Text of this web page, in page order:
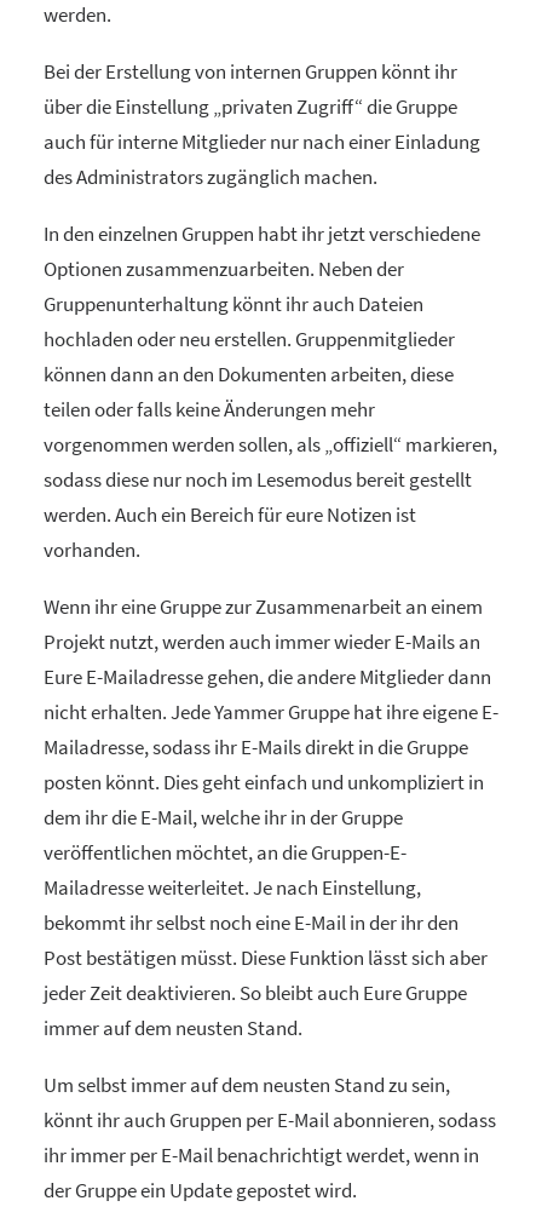
werden.
Bei der Erstellung von internen Gruppen könnt ihr
über die Einstellung „privaten Zugriff“ die Gruppe
auch für interne Mitglieder nur nach einer Einladung
des Administrators zugänglich machen.
In den einzelnen Gruppen habt ihr jetzt verschiedene
Optionen zusammenzuarbeiten. Neben der
Gruppenunterhaltung könnt ihr auch Dateien
hochladen oder neu erstellen. Gruppenmitglieder
können dann an den Dokumenten arbeiten, diese
teilen oder falls keine Änderungen mehr
vorgenommen werden sollen, als „offiziell“ markieren,
sodass diese nur noch im Lesemodus bereit gestellt
werden. Auch ein Bereich für eure Notizen ist
vorhanden.
Wenn ihr eine Gruppe zur Zusammenarbeit an einem
Projekt nutzt, werden auch immer wieder E-Mails an
Eure E-Mailadresse gehen, die andere Mitglieder dann
nicht erhalten. Jede Yammer Gruppe hat ihre eigene E-
Mailadresse, sodass ihr E-Mails direkt in die Gruppe
posten könnt. Dies geht einfach und unkompliziert in
dem ihr die E-Mail, welche ihr in der Gruppe
veröffentlichen möchtet, an die Gruppen-E-
Mailadresse weiterleitet. Je nach Einstellung,
bekommt ihr selbst noch eine E-Mail in der ihr den
Post bestätigen müsst. Diese Funktion lässt sich aber
jeder Zeit deaktivieren. So bleibt auch Eure Gruppe
immer auf dem neusten Stand.
Um selbst immer auf dem neusten Stand zu sein,
könnt ihr auch Gruppen per E-Mail abonnieren, sodass
ihr immer per E-Mail benachrichtigt werdet, wenn in
der Gruppe ein Update gepostet wird.